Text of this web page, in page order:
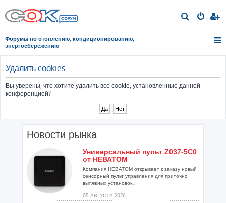
о
Форумы по отоплению, кондиционированию,
энергосбережению
Удалить cookies
Вы уверены, что хотите удалить все cookie, установленные данной
конференцией?
Новости рынка
Универсальный пульт Z037-5C0
от НЕВАТОМ
Компания НЕВАТОМ открывает к заказу новый
сенсорный пульт управления для приточно-
вытяжных установок...
05 АВГУСТА 2026